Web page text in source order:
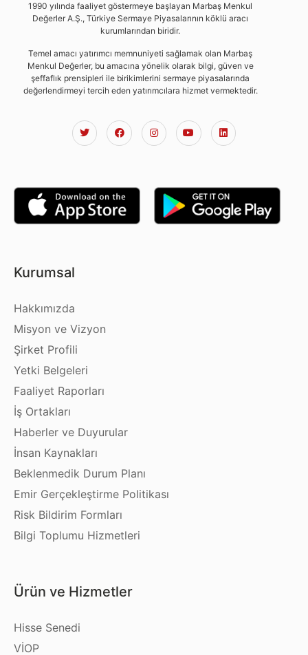
1990 yılında faaliyet göstermeye başlayan Marbaş Menkul
Değerler A.Ş., Türkiye Sermaye Piyasalarının köklü aracı
kurumlarından biridir.
Temel amacı yatırımcı memnuniyeti sağlamak olan Marbaş
Menkul Değerler, bu amacına yönelik olarak bilgi, güven ve
şeffaflık prensipleri ile birikimlerini sermaye piyasalarında
değerlendirmeyi tercih eden yatırımcılara hizmet vermektedir.
Kurumsal
Hakkımızda
Misyon ve Vizyon
Şirket Profili
Yetki Belgeleri
Faaliyet Raporları
İş Ortakları
Haberler ve Duyurular
İnsan Kaynakları
Beklenmedik Durum Planı
Emir Gerçekleştirme Politikası
Risk Bildirim Formları
Bilgi Toplumu Hizmetleri
Ürün ve Hizmetler
Hisse Senedi
VİOP